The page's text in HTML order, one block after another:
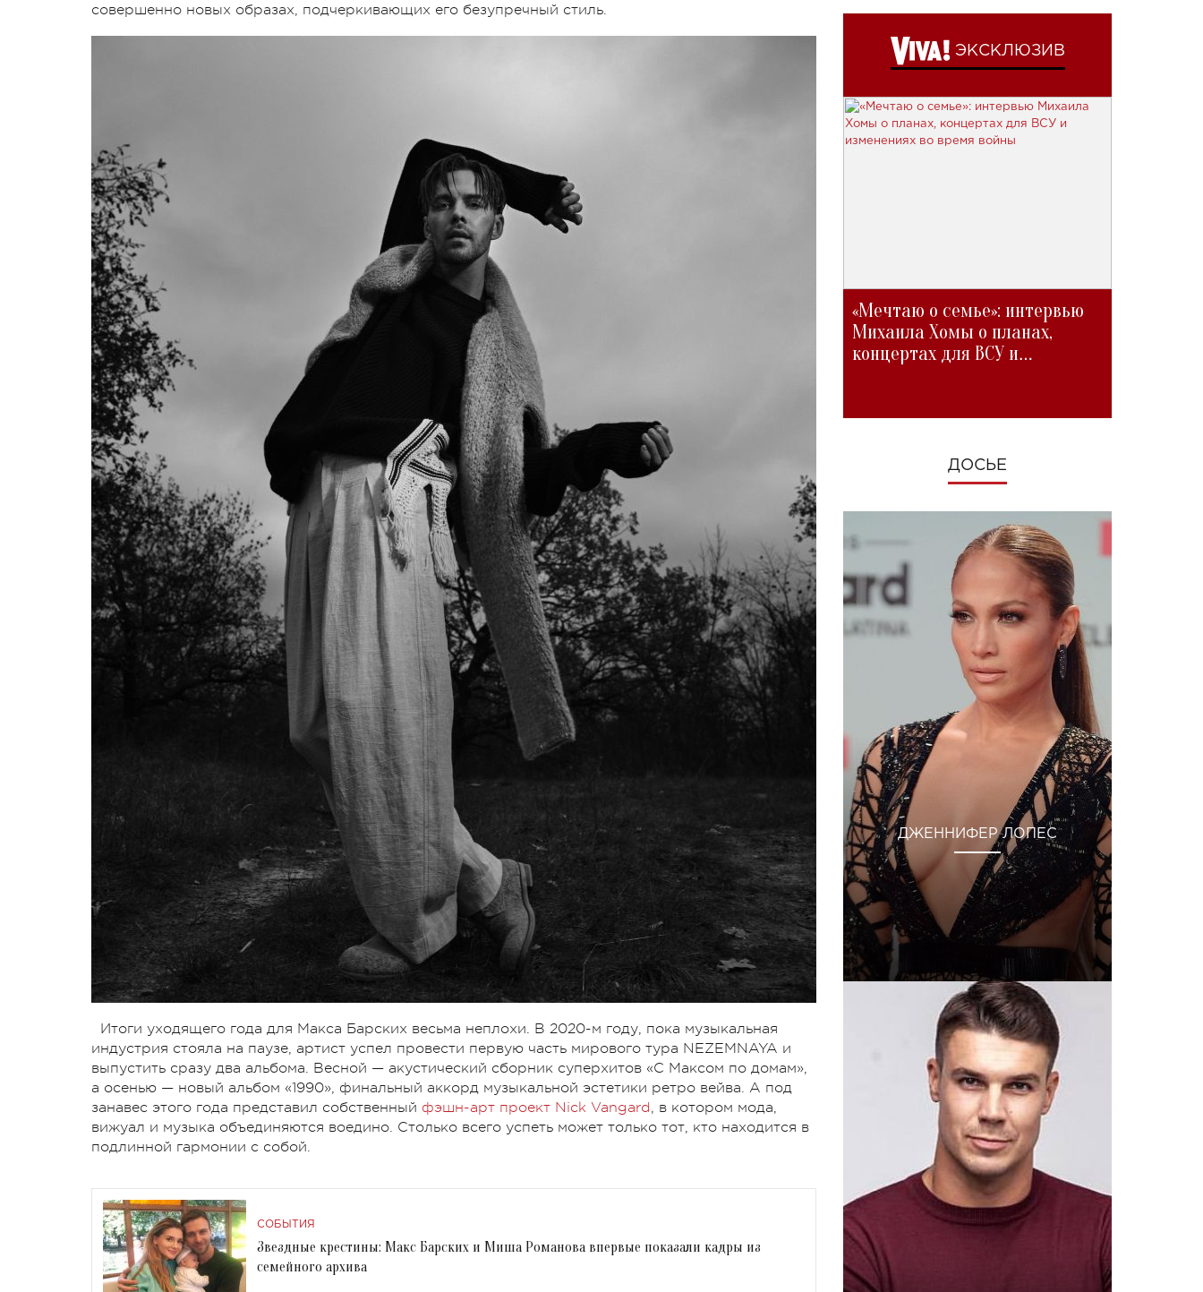
совершенно новых образах, подчеркивающих его безупречный стиль.
Итоги уходящего года для Макса Барских весьма неплохи. В 2020-м году, пока музыкальная
индустрия стояла на паузе, артист успел провести первую часть мирового тура NEZEMNAYA и
выпустить сразу два альбома. Весной — акустический сборник суперхитов «С Максом по домам»,
а осенью — новый альбом «1990», финальный аккорд музыкальной эстетики ретро вейва. А под
занавес этого года представил собственный фэшн-арт проект Nick Vangard, в котором мода,
вижуал и музыка объединяются воедино. Столько всего успеть может только тот, кто находится в
подлинной гармонии с собой.
СОБЫТИЯ
Звездные крестины: Макс Барских и Миша Романова впервые показали кадры из
семейного архива
ЭКСКЛЮЗИВ
«Мечтаю о семье»: интервью
Михаила Хомы о планах,
концертах для ВСУ и
ДОСЬЕ
ДЖЕННИФЕР ЛОПЕС